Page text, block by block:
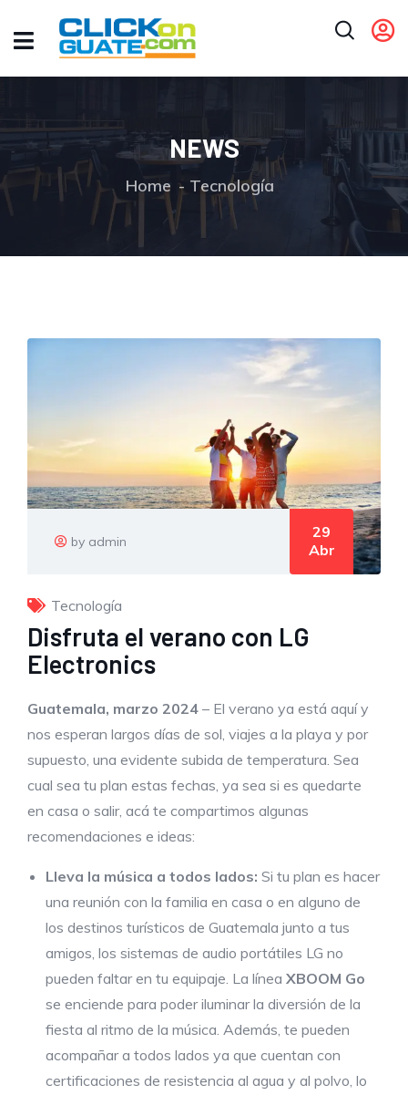
NEWS
Home Tecnología
by admin
29
Abr
Tecnología
Disfruta el verano con LG
Electronics
Guatemala, marzo 2024 – El verano ya está aquí y
nos esperan largos días de sol, viajes a la playa y por
supuesto, una evidente subida de temperatura. Sea
cual sea tu plan estas fechas, ya sea si es quedarte
en casa o salir, acá te compartimos algunas
recomendaciones e ideas:
Lleva la música a todos lados: Si tu plan es hacer
una reunión con la familia en casa o en alguno de
los destinos turísticos de Guatemala junto a tus
amigos, los sistemas de audio portátiles LG no
pueden faltar en tu equipaje. La línea XBOOM Go
se enciende para poder iluminar la diversión de la
fiesta al ritmo de la música. Además, te pueden
acompañar a todos lados ya que cuentan con
certificaciones de resistencia al agua y al polvo, lo